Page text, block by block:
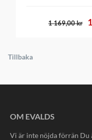
1 169,00 kr
Tillbaka
OM EVALDS
Vi är inte nöjda förrän Du